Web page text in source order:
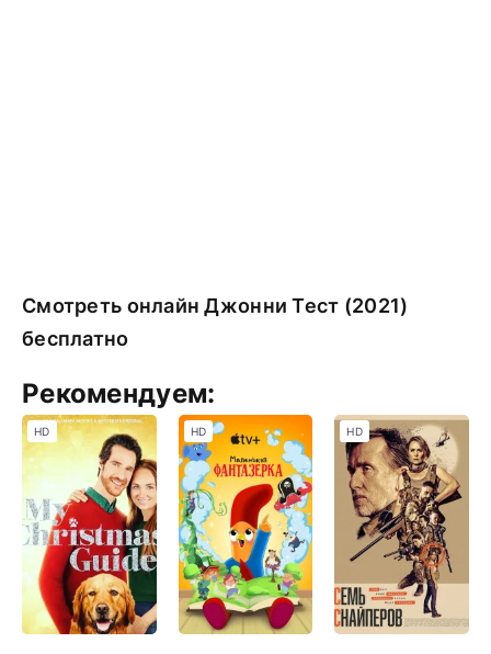
Смотреть онлайн Джонни Тест (2021)
бесплатно
Рекомендуем:
HD HD HD